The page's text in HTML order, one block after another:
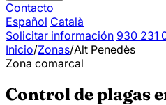
Contacto
Español Català
Solicitar información 930 231
Inicio/Zonas/Alt Penedès
Zona comarcal
Control de plagas